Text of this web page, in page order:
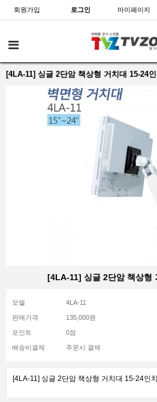
회원가입 로그인 마이페이지
[4LA-11] 싱글 2단암 책상형 거치대 15-24
[4LA-11] 싱글 2단암 책상형
모델 4LA-11
판매가격 135,000원
포인트 0점
배송비결제 주문시 결제
[4LA-11] 싱글 2단암 책상형 거치대 15-24인치